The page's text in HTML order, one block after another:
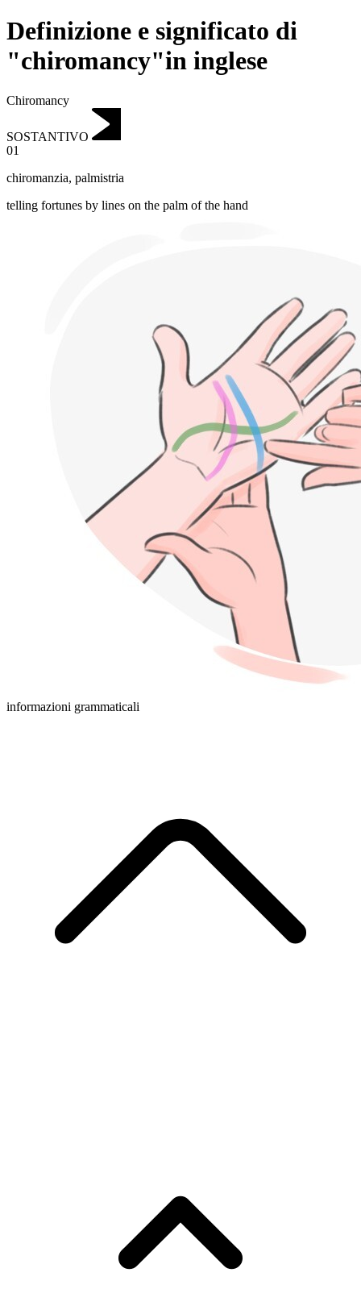
Definizione e significato di
"chiromancy"in inglese
Chiromancy
SOSTANTIVO
01
chiromanzia, palmistria
telling fortunes by lines on the palm of the hand
informazioni grammaticali